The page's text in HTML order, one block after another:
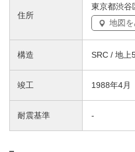
住所
東京都渋谷
地図を
構造 SRC / 地上
竣工 1988年4月
耐震基準 -